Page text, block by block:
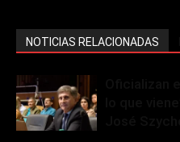
NOTICIAS RELACIONADAS